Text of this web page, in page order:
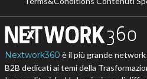
Nextwork360 è il più grande
B2B dedicati ai temi della